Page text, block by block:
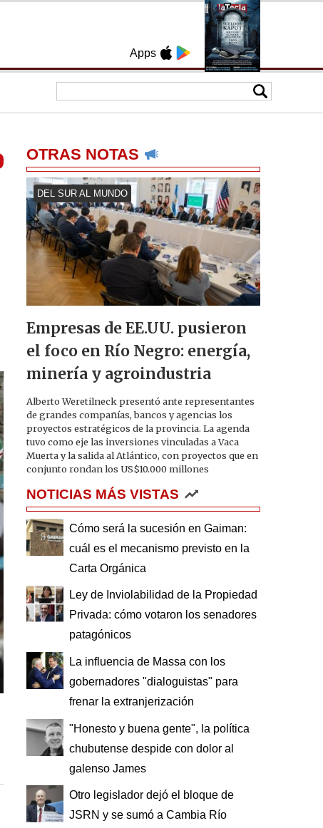
Apps
OTRAS NOTAS
DEL SUR AL MUNDO
Empresas de EE.UU. pusieron
el foco en Río Negro: energía,
minería y agroindustria
Alberto Weretilneck presentó ante representantes
de grandes compañías, bancos y agencias los
proyectos estratégicos de la provincia. La agenda
tuvo como eje las inversiones vinculadas a Vaca
Muerta y la salida al Atlántico, con proyectos que en
conjunto rondan los US$10.000 millones
NOTICIAS MÁS VISTAS
Cómo será la sucesión en Gaiman:
cuál es el mecanismo previsto en la
Carta Orgánica
Ley de Inviolabilidad de la Propiedad
Privada: cómo votaron los senadores
patagónicos
La influencia de Massa con los
gobernadores "dialoguistas" para
frenar la extranjerización
"Honesto y buena gente", la política
chubutense despide con dolor al
galenso James
Otro legislador dejó el bloque de
JSRN y se sumó a Cambia Río